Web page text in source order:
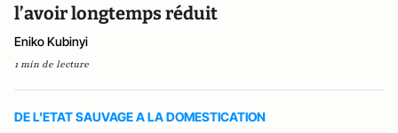
l’avoir longtemps réduit
Eniko Kubinyi
1 min de lecture
DE L'ETAT SAUVAGE A LA DOMESTICATION